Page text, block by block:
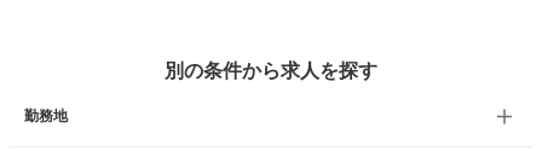
別の条件から求人を探す
勤務地